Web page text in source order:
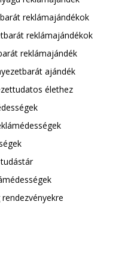
reklámajándékok
reklámajándékok
reklámajándék
ajándék
élethez